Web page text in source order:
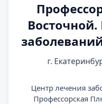
г.
Центр лечения
Профессорская